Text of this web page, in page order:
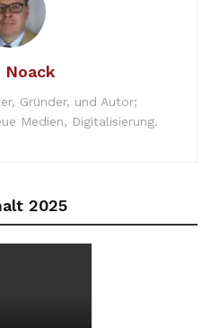
Noack
Gründer, und Autor;
Medien, Digitalisierung.
2025